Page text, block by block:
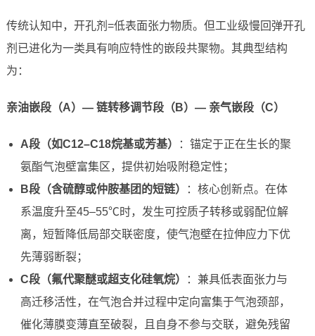
传统认知中，开孔剂=低表面张力物质。但工业级慢回弹开孔
剂已进化为一类具有响应特性的嵌段共聚物。其典型结构
为：
亲油嵌段（A）— 链转移调节段（B）— 亲气嵌段（C）
A段（如C12–C18烷基或芳基）
：锚定于正在生长的聚
氨酯气泡壁富集区，提供初始吸附稳定性；
B段（含硫醇或仲胺基团的短链）
：核心创新点。在体
系温度升至45–55℃时，发生可控质子转移或弱配位解
离，短暂降低局部交联密度，使气泡壁在拉伸应力下优
先薄弱断裂；
C段（氟代聚醚或超支化硅氧烷）
：兼具低表面张力与
高迁移活性，在气泡合并过程中定向富集于气泡颈部，
催化薄膜变薄直至破裂，且自身不参与交联，避免残留